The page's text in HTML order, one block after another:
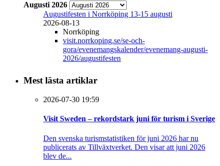
Augusti 2026
Augustifesten i Norrköping 13-15 augusti
2026-08-13
Norrköping
visit.norrkoping.se/se-och-
gora/evenemangskalender/evenemang-augusti-
2026/augustifesten
Mest lästa artiklar
2026-07-30 19:59
Visit Sweden – rekordstark juni för turism i Sverige
Den svenska turismstatistiken för juni 2026 har nu
publicerats av Tillväxtverket. Den visar att juni 2026
blev de...